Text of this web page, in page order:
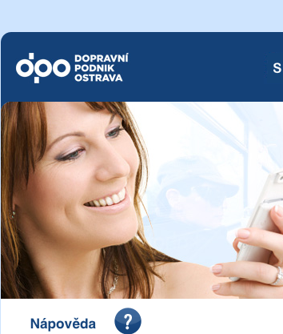
Dopravní podnik Ostrava a.s.
Portál pro vystavení dokladu o zaplacení Dopravního
a.s.
Nápověda